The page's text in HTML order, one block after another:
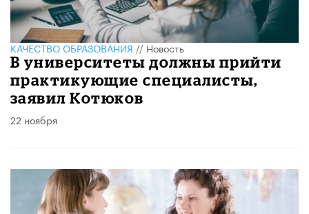
КАЧЕСТВО ОБРАЗОВАНИЯ//Новость
В университеты должны прийти
практикующие специалисты,
заявил Котюков
22 ноября